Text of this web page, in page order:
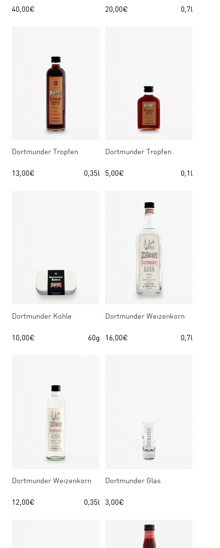
40,00€ 20,00€ 0,7l
Dortmunder Tropfen
13,00€ 0,35l
Dortmunder Tropfen
5,00€ 0,1l
Dortmunder Kohle
10,00€ 60g
Dortmunder Weizenkorn
16,00€ 0,7l
Dortmunder Weizenkorn
12,00€ 0,35l
Dortmunder Glas
3,00€